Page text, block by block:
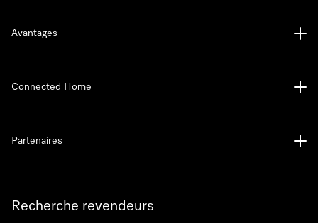
Recherche revendeurs
Avantages
Connected Home
Partenaires